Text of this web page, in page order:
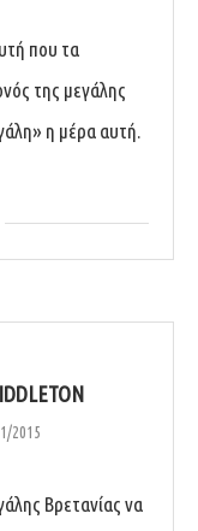
που τα
της μεγάλης
η μέρα αυτή.
2015
Βρετανίας να